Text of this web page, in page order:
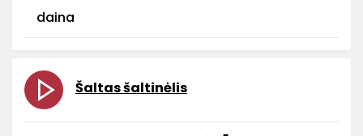
daina
Šaltas šaltinėlis